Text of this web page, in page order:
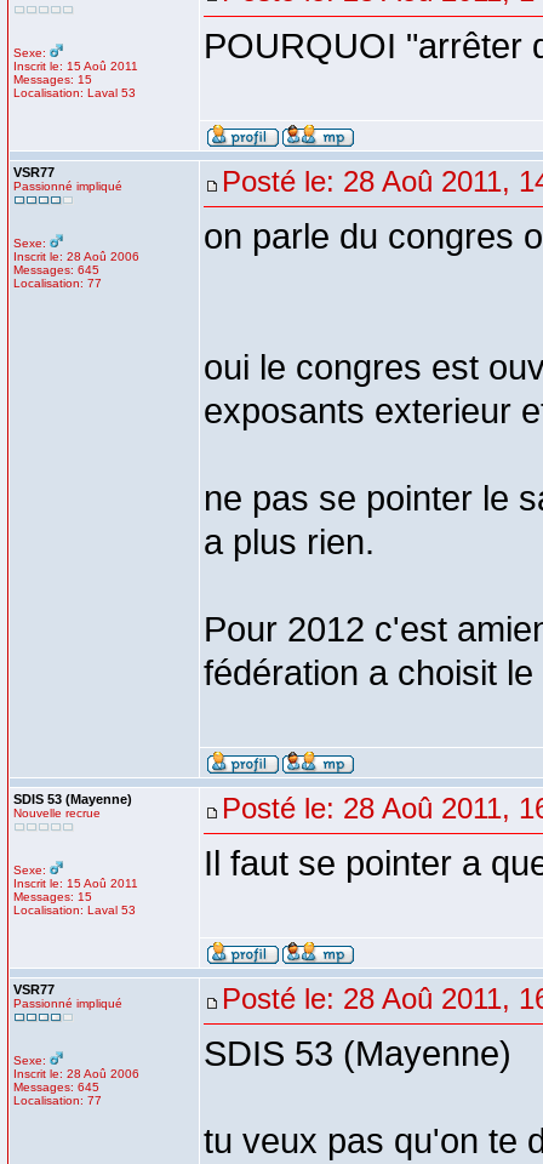
Sexe:
Inscrit le: 15 Aoû 2011
Messages: 15
Localisation: Laval 53
POURQUOI "arrêter
VSR77
Passionné impliqué
Sexe:
Inscrit le: 28 Aoû 2006
Messages: 645
Localisation: 77
Posté le: 28 Aoû 2011,
on parle du congres
oui le congres est
exposants exterieur
ne pas se pointer le
a plus rien.
Pour 2012 c'est
fédération a choisit
SDIS 53 (Mayenne)
Nouvelle recrue
Sexe:
Inscrit le: 15 Aoû 2011
Messages: 15
Localisation: Laval 53
Posté le: 28 Aoû 2011,
Il faut se pointer a
VSR77
Passionné impliqué
Sexe:
Inscrit le: 28 Aoû 2006
Messages: 645
Localisation: 77
Posté le: 28 Aoû 2011,
SDIS 53 (Mayenne)
tu veux pas qu'on te